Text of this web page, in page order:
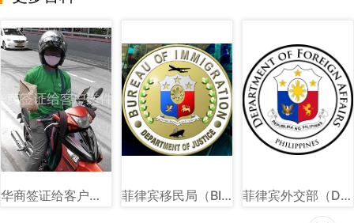
华商签证给客户送件图 菲律宾移民局（BI）图文详解 菲律宾外交部（DFA）图文讲解